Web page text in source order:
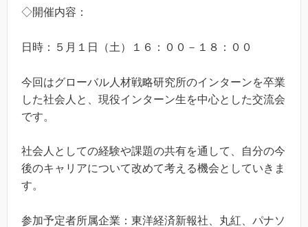
◇開催内容：
日時：５月１日（土）１６：００－１８：００
今回はグローバル人材戦略研究所のインターンを卒業
した社会人と、現役インターン生を中心とした交流会
です。
社会人としての経験や課題の共有を通して、自分の今
後のキャリアについて改めて考える機会としていきま
す。
参加予定者所属企業：東洋経済新報社、丸紅、パナソ